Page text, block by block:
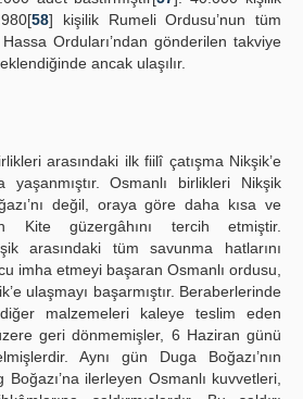
58] kişilik Rumeli Ordusu’nun tüm
Orduları’ndan gönderilen takviye
ancak ulaşılır.
arasındaki ilk fiilî çatışma Nikşik’e
yaşanmıştır. Osmanlı birlikleri Nikşik
değil, oraya göre daha kısa ve
Kite güzergâhını tercih etmiştir.
arasındaki tüm savunma hatlarını
imha etmeyi başaran Osmanlı ordusu,
ulaşmayı başarmıştır. Beraberlerinde
malzemeleri kaleye teslim eden
geri dönmemişler, 6 Haziran günü
Aynı gün Duga Boğazı’nın
Boğazı’na ilerleyen Osmanlı kuvvetleri,